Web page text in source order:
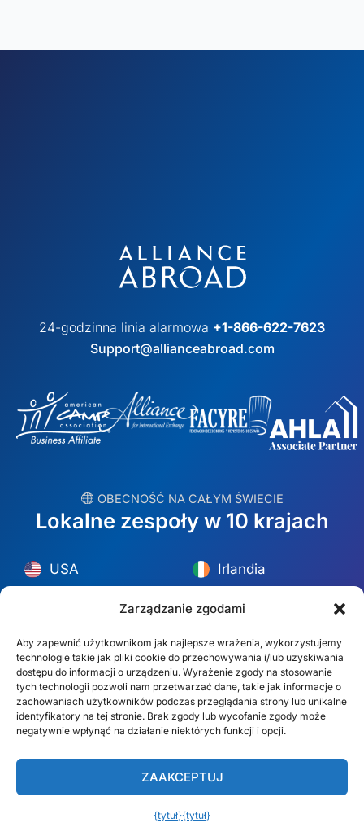
Zarządzanie zgodami
Aby zapewnić użytkownikom jak najlepsze wrażenia, wykorzystujemy
technologie takie jak pliki cookie do przechowywania i/lub uzyskiwania
dostępu do informacji o urządzeniu. Wyrażenie zgody na stosowanie
tych technologii pozwoli nam przetwarzać dane, takie jak informacje o
zachowaniach użytkowników podczas przeglądania strony lub unikalne
identyfikatory na tej stronie. Brak zgody lub wycofanie zgody może
negatywnie wpłynąć na działanie niektórych funkcji i opcji.
ZAAKCEPTUJ
{tytuł}{tytuł}
24-godzinna linia alarmowa +1-866-622-7623
Support@allianceabroad.com
︎ OBECNOŚĆ NA CAŁYM ŚWIECIE
Lokalne zespoły w 10 krajach
USA
Meksyk
España
Brazylia/Mercosur
Irlandia
Polska
Australia
S. Afryka
Portugalia
Znajdź swój lokalny zespół →
© Copyright 2026 Alliance Abroad. Wszelkie prawa zastrzeżone.
Projekt strony internetowej: Rob&Paul.
Zastrzeżenie
Polityka prywatności